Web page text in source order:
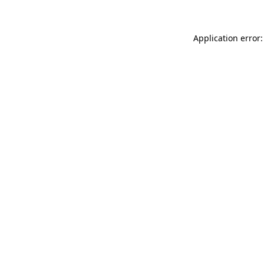
Application